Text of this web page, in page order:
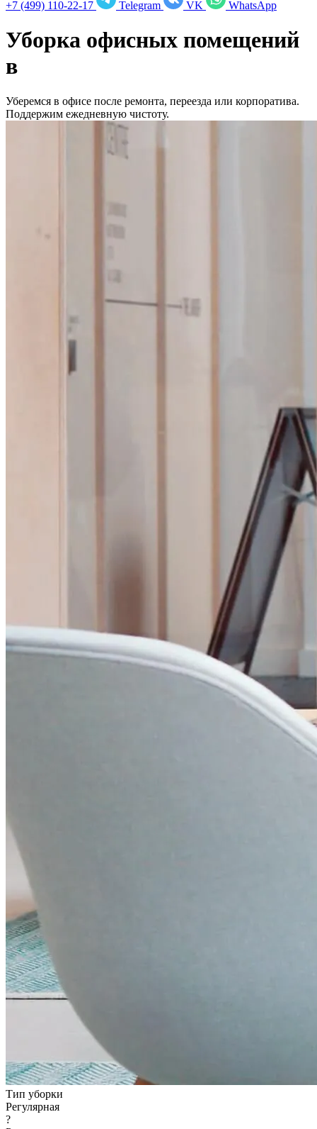
+7 (499) 110-22-17 Telegram VK WhatsApp
Уборка офисных помещений
в
Уберемся в офисе после ремонта, переезда или корпоратива.
Поддержим ежедневную чистоту.
Тип уборки
Регулярная
?